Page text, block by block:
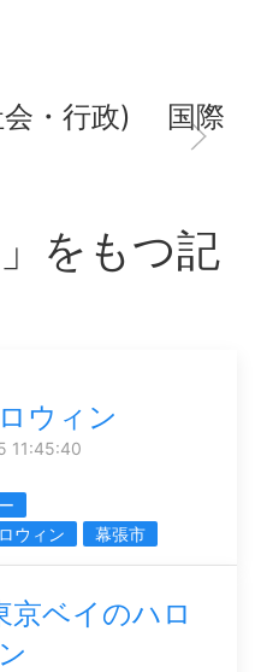
・行政) 国際
をもつ記
ウィン
11:45:40
ウィン 幕張市
京ベイのハロ